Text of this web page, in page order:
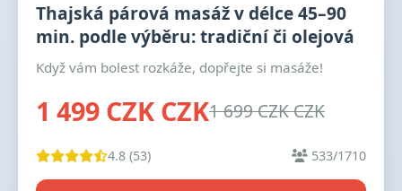
Thajská párová masáž v délce 45–90
min. podle výběru: tradiční či olejová
Když vám bolest rozkáže, dopřejte si masáže!
1 499 CZK CZK1 699 CZK CZK
4.8 (53) 533/1710